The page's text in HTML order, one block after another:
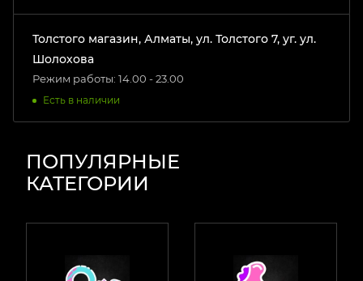
Толстого магазин, Алматы, ул. Толстого 7, уг. ул.
Шолохова
Режим работы: 14.00 - 23.00
Есть в наличии
ПОПУЛЯРНЫЕ
КАТЕГОРИИ